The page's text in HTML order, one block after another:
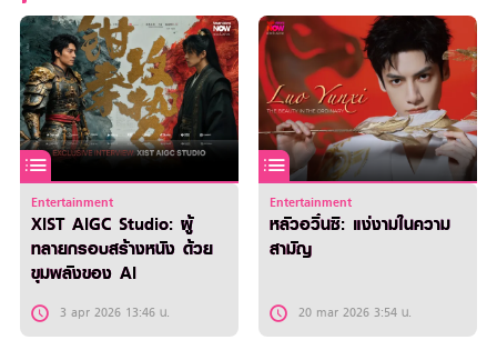
Entertainment
XIST AIGC Studio: ผู้
ทลายกรอบสร้างหนัง ด้วย
ขุมพลังของ AI
3 apr 2026 13:46 น.
Entertainment
หลัวอวิ๋นซี: แง่งามในความ
สามัญ
20 mar 2026 3:54 น.